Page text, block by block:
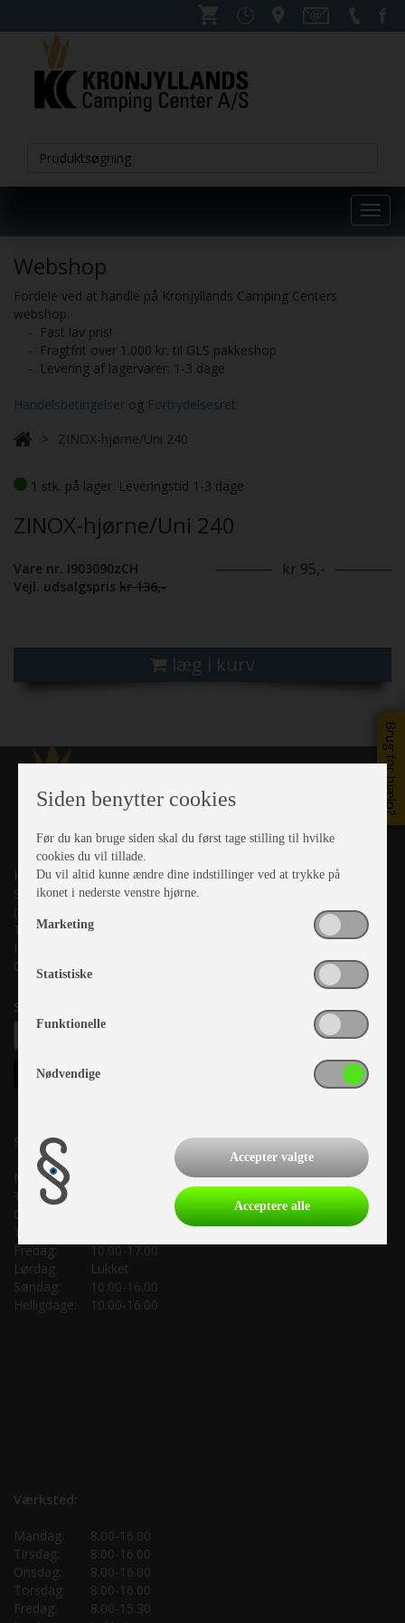
Brug for hjælp?
Webshop
Fordele ved at handle på Kronjyllands Camping Centers
webshop:
- Fast lav pris!
- Fragtfrit over 1.000 kr. til GLS pakkeshop
- Levering af lagervarer: 1-3 dage
Handelsbetingelser og Fortrydelsesret
ZINOX-hjørne/Uni 240
1 stk. på lager. Leveringstid 1-3 dage
ZINOX-hjørne/Uni 240
Vare nr. I903090zCH
Vejl. udsalgspris kr 136,-
kr 95,-
læg i kurv
Kronjyllands Camping Center A/S
Suderholmen 10, 8960 Randers SØ
(Lige ud til Grenåvej)
Tlf. +45 87 10 98 70
Info@as-kcc.dk
CVR: 33 38 77 33
Samtykke til nyhedsbrev
Salgsafdeling:
Mandag:
Tirsdag:
Onsdag:
Torsdag:
Fredag:
10.00-17.00
Lørdag:
Lukket
Søndag:
10.00-16.00
Helligdage:
10.00-16.00
Værksted:
Mandag:
8.00-16.00
Tirsdag:
8.00-16.00
Onsdag:
8.00-16.00
Torsdag:
8.00-16.00
Fredag:
8.00-15.30
Siden benytter cookies
Før du kan bruge siden skal du først tage stilling til hvilke
cookies du vil tillade.
Du vil altid kunne ændre dine indstillinger ved at trykke på
ikonet i nederste venstre hjørne.
Marketing
Statistiske
Funktionelle
Nødvendige
Accepter valgte
Acceptere alle